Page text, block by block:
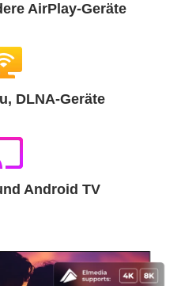
AirPlay-Geräte
DLNA-Geräte
Android TV